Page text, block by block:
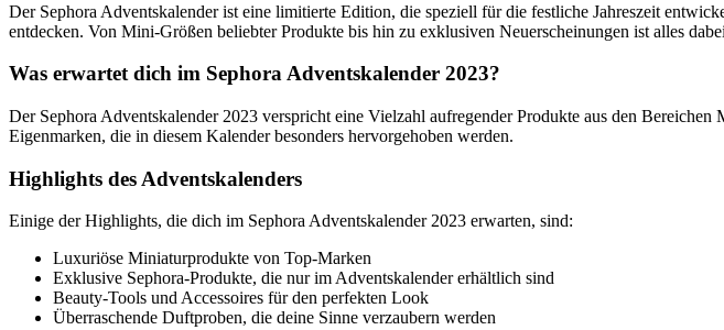
Der Sephora Adventskalender ist eine limitierte Edition, die speziell für die festliche Jahreszeit
entdecken. Von Mini-Größen beliebter Produkte bis hin zu exklusiven Neuerscheinungen ist alles
Was erwartet dich im Sephora Adventskalender 2023?
Der Sephora Adventskalender 2023 verspricht eine Vielzahl aufregender Produkte aus den
Eigenmarken, die in diesem Kalender besonders hervorgehoben werden.
Highlights des Adventskalenders
Einige der Highlights, die dich im Sephora Adventskalender 2023 erwarten, sind:
Luxuriöse Miniaturprodukte von Top-Marken
Exklusive Sephora-Produkte, die nur im Adventskalender erhältlich sind
Beauty-Tools und Accessoires für den perfekten Look
Überraschende Duftproben, die deine Sinne verzaubern werden